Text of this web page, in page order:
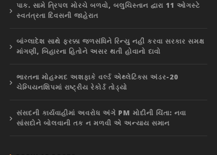
પાક. સામે ત્રિપલ મોરચે બળવો, બલુચિસ્તાન દ્વારા 11 ઓગસ્ટે
સ્વતંત્રતા દિવસની જાહેરાત
બાંગ્લાદેશ સાથે ફરક્કા જળસંધિને રિન્યુ નહીં કરવા સરકાર સમક્ષ
માંગણી, બિહારના હિતોને અસર થતી હોવાનો દાવો
ભારતના મોહમ્મદ અશફાકે વર્લ્ડ એથ્લેટિક્સ અંડર-20
ચેમ્પિયનશિપમાં રાષ્ટ્રીય રેકોર્ડ તોડ્યો
સંસદની કાર્યવાહીમાં અવરોધ અંગે PM મોદીની ચિંતા: નવા
સાંસદોને બોલવાની તક ન મળવી એ અન્યાય સમાન